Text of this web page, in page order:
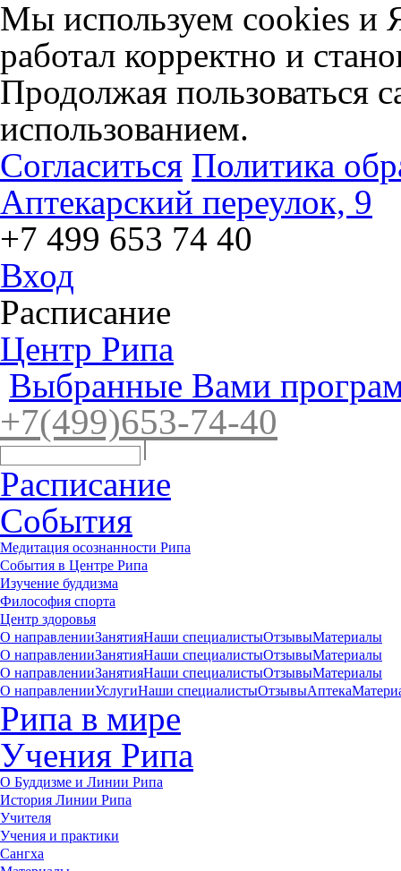
Мы используем cookies и
работал корректно и
Продолжая пользоваться
использованием.
Согласиться Политика
Аптекарский переулок, 9
+7 499 653 74 40
Вход
Расписание
Центр Рипа
Выбранные Вами
+7(499)653-74-40
Расписание
События
Медитация осознанности Рипа
События в Центре Рипа
Изучение буддизма
Философия спорта
Центр здоровья
О направленииЗанятияНаши специалистыОтзывыМатериалы
О направленииЗанятияНаши специалистыОтзывыМатериалы
О направленииЗанятияНаши специалистыОтзывыМатериалы
О направленииУслугиНаши специалистыОтзывыАптека
Рипа в мире
Учения Рипа
О Буддизме и Линии Рипа
История Линии Рипа
Учителя
Учения и практики
Сангха